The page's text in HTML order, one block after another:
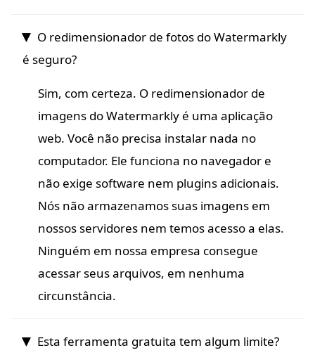
O redimensionador de fotos do Watermarkly
é seguro?
Sim, com certeza. O redimensionador de
imagens do Watermarkly é uma aplicação
web. Você não precisa instalar nada no
computador. Ele funciona no navegador e
não exige software nem plugins adicionais.
Nós não armazenamos suas imagens em
nossos servidores nem temos acesso a elas.
Ninguém em nossa empresa consegue
acessar seus arquivos, em nenhuma
circunstância.
Esta ferramenta gratuita tem algum limite?